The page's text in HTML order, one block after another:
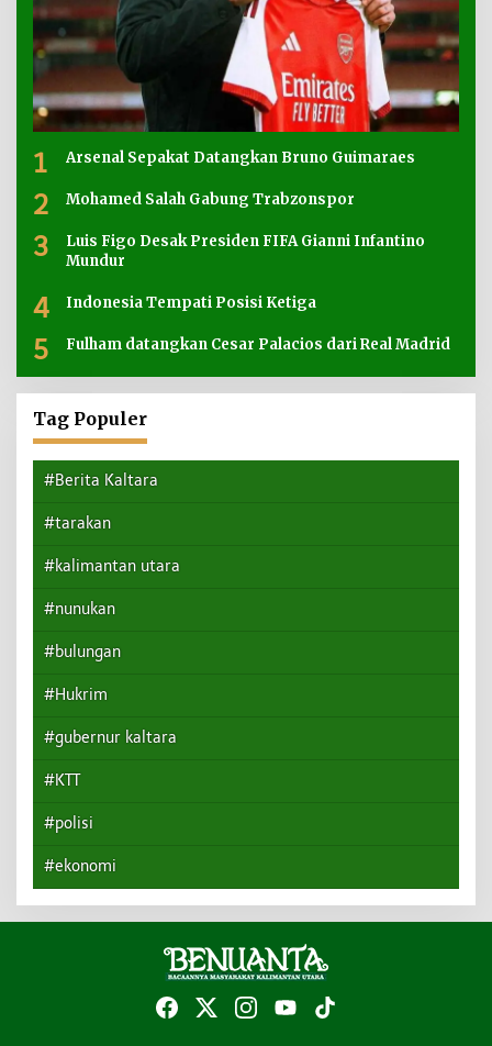
1 Arsenal Sepakat Datangkan Bruno Guimaraes
2 Mohamed Salah Gabung Trabzonspor
3
Luis Figo Desak Presiden FIFA Gianni Infantino
Mundur
4 Indonesia Tempati Posisi Ketiga
5 Fulham datangkan Cesar Palacios dari Real Madrid
Tag Populer
#Berita Kaltara
#tarakan
#kalimantan utara
#nunukan
#bulungan
#Hukrim
#gubernur kaltara
#KTT
#polisi
#ekonomi